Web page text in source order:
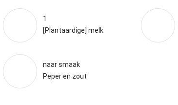
1
[Plantaardige] melk
naar smaak
Peper en zout